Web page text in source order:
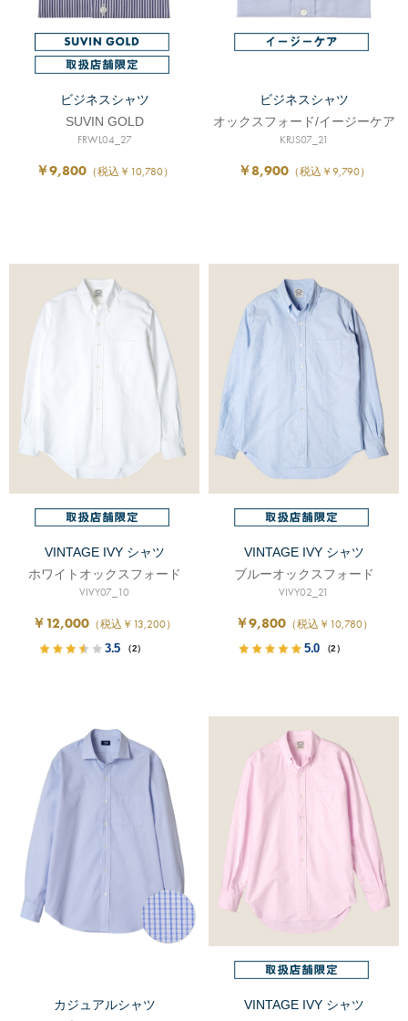
ビジネスシャツ
SUVIN GOLD
FRWL04_27
￥9,800（税込￥10,780）
ビジネスシャツ
オックスフォード/イージーケア
KRJS07_21
￥8,900（税込￥9,790）
VINTAGE IVY シャツ
ホワイトオックスフォード
VIVY07_10
￥12,000 （税込￥13,200）
3.5 （2）
VINTAGE IVY シャツ
ブルーオックスフォード
VIVY02_21
￥9,800（税込￥10,780）
5.0 （2）
カジュアルシャツ
VINTAGE IVY シャツ